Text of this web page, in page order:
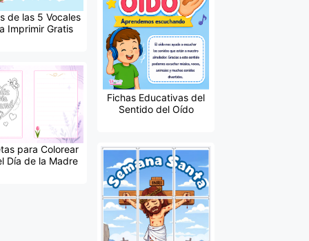
de las 5 Vocales
Imprimir Gratis
Fichas Educativas del
Sentido del Oído
para Colorear
Día de la Madre